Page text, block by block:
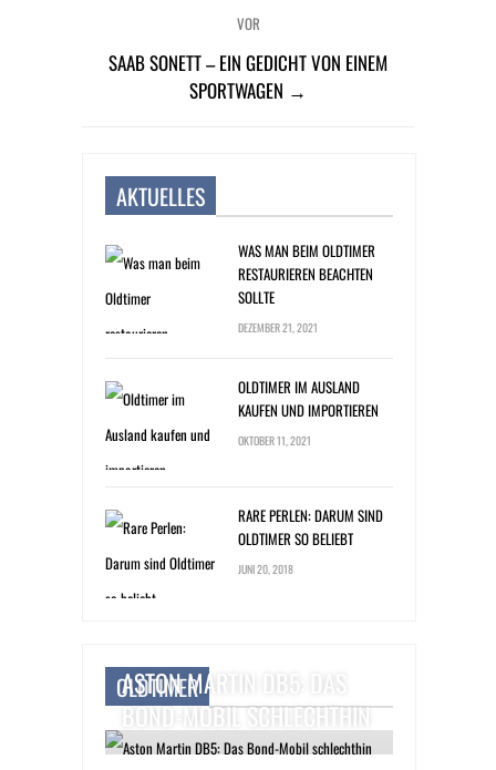
VOR
SAAB SONETT – EIN GEDICHT VON EINEM
SPORTWAGEN →
AKTUELLES
WAS MAN BEIM OLDTIMER
RESTAURIEREN BEACHTEN
SOLLTE
DEZEMBER 21, 2021
OLDTIMER IM AUSLAND
KAUFEN UND IMPORTIEREN
OKTOBER 11, 2021
RARE PERLEN: DARUM SIND
OLDTIMER SO BELIEBT
JUNI 20, 2018
OLDTIMER
ASTON MARTIN DB5: DAS
BOND-MOBIL SCHLECHTHIN